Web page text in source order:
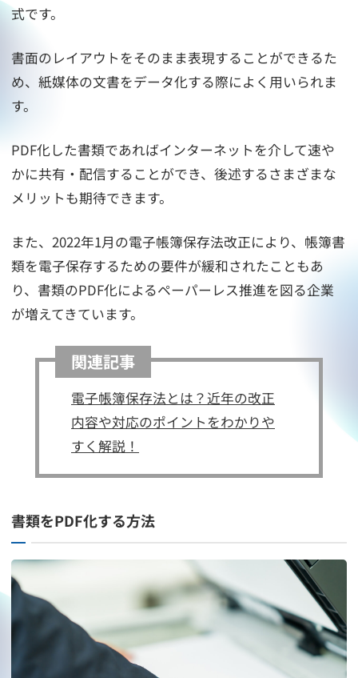
式です。
書面のレイアウトをそのまま表現することができるた
め、紙媒体の文書をデータ化する際によく用いられま
す。
PDF化した書類であればインターネットを介して速や
かに共有・配信することができ、後述するさまざまな
メリットも期待できます。
また、2022年1月の電子帳簿保存法改正により、帳簿書
類を電子保存するための要件が緩和されたこともあ
り、書類のPDF化によるペーパーレス推進を図る企業
が増えてきています。
関連記事
電子帳簿保存法とは？近年の改正
内容や対応のポイントをわかりや
すく解説！
書類をPDF化する方法